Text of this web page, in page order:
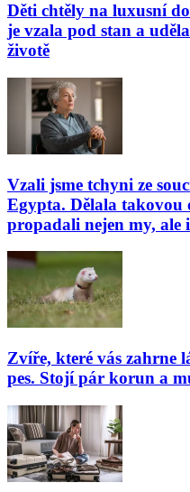
Děti chtěly na luxusní
je vzala pod stan a
životě
Vzali jsme tchyni ze
Egypta. Dělala takovou
propadali nejen my, ale
Zvíře, které vás zahrne
pes. Stojí pár korun a